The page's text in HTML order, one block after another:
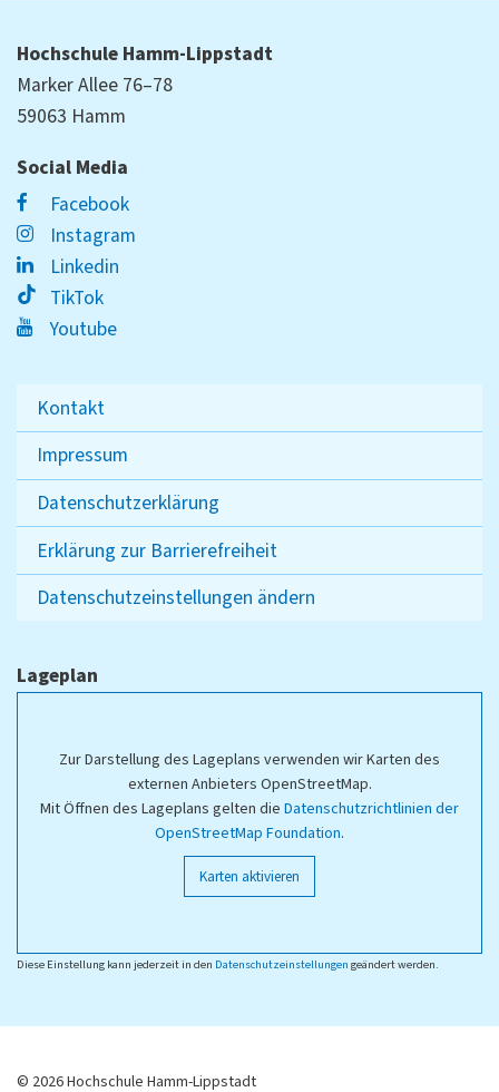
Hochschule Hamm-Lippstadt
Marker Allee 76–78
59063 Hamm
Social Media
Facebook
Instagram
Linkedin
TikTok
Youtube
Kontakt
Impressum
Datenschutzerklärung
Erklärung zur Barrierefreiheit
Datenschutzeinstellungen ändern
Lageplan
Zur Darstellung des Lageplans verwenden wir Karten des
externen Anbieters OpenStreetMap.
Mit Öffnen des Lageplans gelten die Datenschutzrichtlinien der
OpenStreetMap Foundation.
Karten aktivieren
Diese Einstellung kann jederzeit in den Datenschutzeinstellungen geändert werden.
© 2026 Hochschule Hamm-Lippstadt